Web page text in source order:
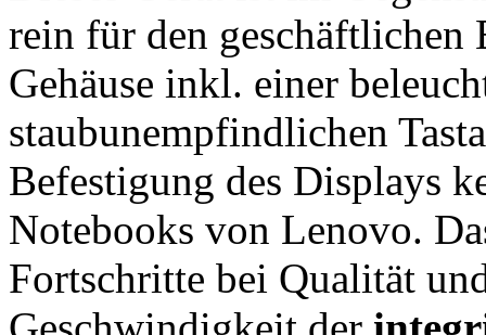
rein für den geschäftlichen
Gehäuse inkl. einer
staubunempfindlichen
Befestigung des Displays
Notebooks von Lenovo.
Fortschritte bei Qualität